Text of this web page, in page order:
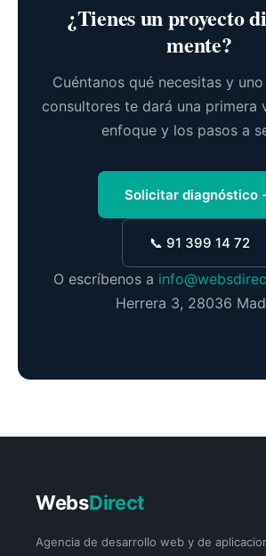
¿Tienes un proyecto
mente?
Cuéntanos qué necesitas y
consultores te dará una primera
enfoque y los pasos a
Solicitar diagnóstico
📞 91 399 14 72
O escríbenos a
Herrera 3, 28036
WebsDirect
Agencia de desarrollo web y de